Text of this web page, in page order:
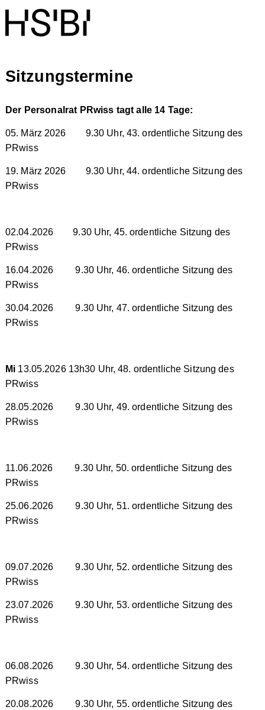
Sitzungstermine
Der Personalrat PRwiss tagt alle 14 Tage:
05. März 2026 9.30 Uhr, 43. ordentliche Sitzung des
PRwiss
19. März 2026 9.30 Uhr, 44. ordentliche Sitzung des
PRwiss
02.04.2026 9.30 Uhr, 45. ordentliche Sitzung des
PRwiss
16.04.2026 9.30 Uhr, 46. ordentliche Sitzung des
PRwiss
30.04.2026 9.30 Uhr, 47. ordentliche Sitzung des
PRwiss
Mi 13.05.2026 13h30 Uhr, 48. ordentliche Sitzung des
PRwiss
28.05.2026 9.30 Uhr, 49. ordentliche Sitzung des
PRwiss
11.06.2026 9.30 Uhr, 50. ordentliche Sitzung des
PRwiss
25.06.2026 9.30 Uhr, 51. ordentliche Sitzung des
PRwiss
09.07.2026 9.30 Uhr, 52. ordentliche Sitzung des
PRwiss
23.07.2026 9.30 Uhr, 53. ordentliche Sitzung des
PRwiss
06.08.2026 9.30 Uhr, 54. ordentliche Sitzung des
PRwiss
20.08.2026 9.30 Uhr, 55. ordentliche Sitzung des